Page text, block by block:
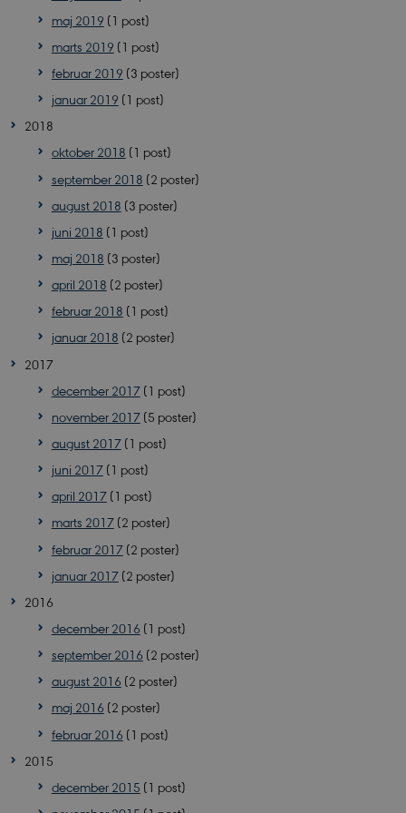
maj 2019 (1 post)
marts 2019 (1 post)
februar 2019 (3 poster)
januar 2019 (1 post)
2018
oktober 2018 (1 post)
september 2018 (2 poster)
august 2018 (3 poster)
juni 2018 (1 post)
maj 2018 (3 poster)
april 2018 (2 poster)
februar 2018 (1 post)
januar 2018 (2 poster)
2017
december 2017(1 post)
november 2017(5 poster)
august 2017(1 post)
juni 2017(1 post)
april 2017(1 post)
marts 2017(2 poster)
februar 2017(2 poster)
januar 2017(2 poster)
2016
december 2016 (1 post)
september 2016 (2 poster)
august 2016 (2 poster)
maj 2016 (2 poster)
februar 2016 (1 post)
2015
december 2015 (1 post)
PHPSESSID
PHPSESSID